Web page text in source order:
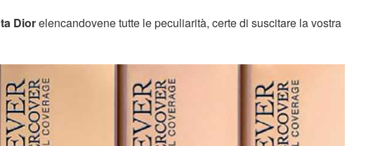
Diorelencandovene tutte le peculiarità, certe di suscitare la vostra